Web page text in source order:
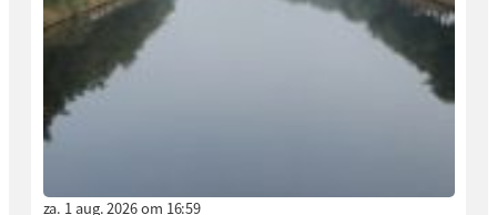
za. 1 aug. 2026 om 16:59